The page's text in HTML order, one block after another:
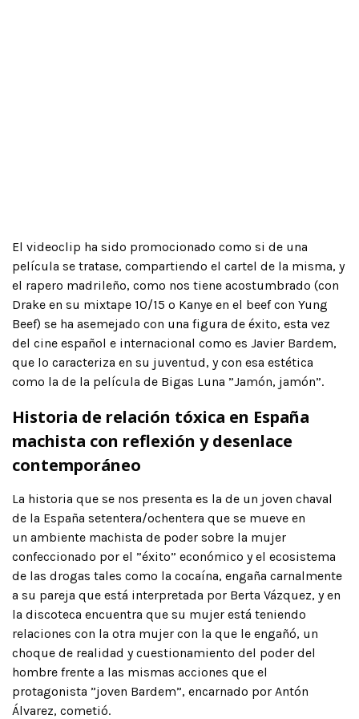
El videoclip ha sido promocionado como si de una
película se tratase, compartiendo el cartel de la misma, y
el rapero madrileño, como nos tiene acostumbrado (con
Drake en su mixtape 10/15 o Kanye en el beef con Yung
Beef) se ha asemejado con una figura de éxito, esta vez
del cine español e internacional como es Javier Bardem,
que lo caracteriza en su juventud, y con esa estética
como la de la película de Bigas Luna ”Jamón, jamón”.
Historia de relación tóxica en España
machista con reflexión y desenlace
contemporáneo
La historia que se nos presenta es la de un joven chaval
de la España setentera/ochentera que se mueve en
un ambiente machista de poder sobre la mujer
confeccionado por el ”éxito” económico y el ecosistema
de las drogas tales como la cocaína, engaña carnalmente
a su pareja que está interpretada por Berta Vázquez, y en
la discoteca encuentra que su mujer está teniendo
relaciones con la otra mujer con la que le engañó, un
choque de realidad y cuestionamiento del poder del
hombre frente a las mismas acciones que el
protagonista ”joven Bardem”, encarnado por Antón
Álvarez, cometió.